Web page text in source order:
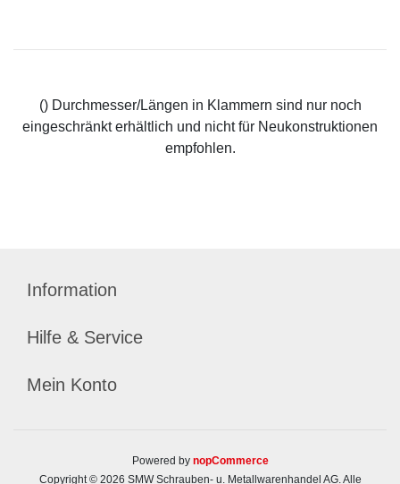
() Durchmesser/Längen in Klammern sind nur noch
eingeschränkt erhältlich und nicht für Neukonstruktionen
empfohlen.
Information
Hilfe & Service
Mein Konto
Powered by nopCommerce
Copyright © 2026 SMW Schrauben- u. Metallwarenhandel AG. Alle